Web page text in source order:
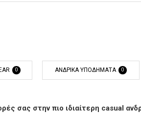
0 ΑΝΔΡΙΚΑ ΥΠΟΔΗΜΑΤΑ 0
σας στην πιο ιδιαίτερη casual